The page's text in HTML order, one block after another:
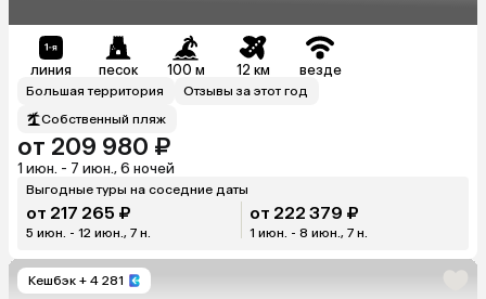
линия песок 100 м 12 км везде
Большая территория
Отзывы за этот год
Собственный пляж
от 209 980 ₽
1 июн. - 7 июн., 6 ночей
Выгодные туры на соседние даты
от 217 265 ₽
5 июн. - 12 июн., 7 н.
от 222 379 ₽
1 июн. - 8 июн., 7 н.
Кешбэк + 4 281